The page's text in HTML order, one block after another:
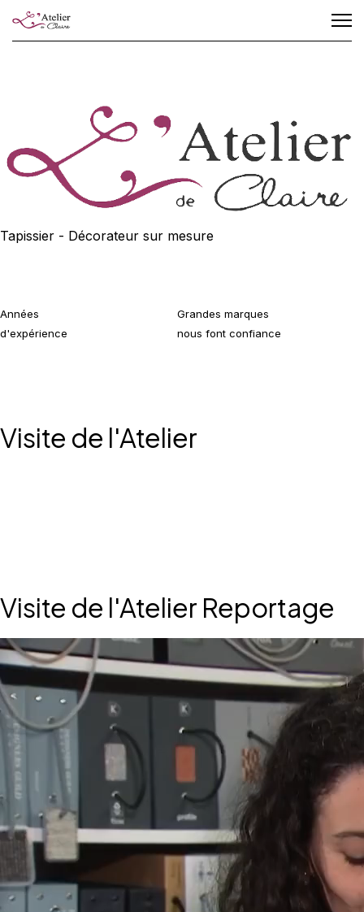
Tapissier - Décorateur sur mesure
Années
d'expérience
Grandes marques
nous font confiance
Visite de l'Atelier
Visite de l'Atelier Reportage